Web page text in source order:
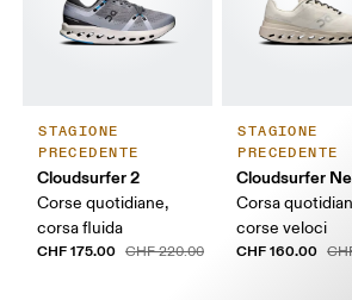
STAGIONE
PRECEDENTE
Cloudsurfer 2
Corse quotidiane,
corsa fluida
CHF 175.00 CHF 220.00
STAGIONE
PRECEDENTE
Cloudsurfer
Corsa
corse veloci
CHF 160.00